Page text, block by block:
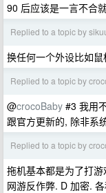
90 后应该是一言不合
Replied to a topic by
换任何一个外设比如
Replied to a topic by
@crocoBaby #3 我用
跟官方更新的, 除非系
Replied to a topic by
拖机基本都是为了打
网游反作弊. D 加密.